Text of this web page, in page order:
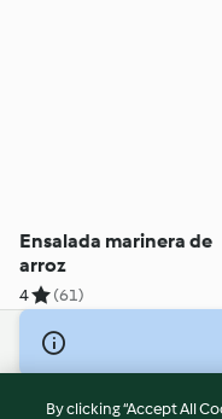
Ensalada marinera de
arroz
4 (61)
© Copyright 2026
Terms of Service
By clicking “Accept All